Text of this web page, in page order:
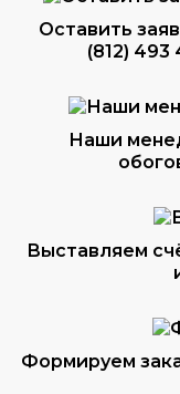
Оставить
(812) 493
Наши
Выставляем
Формируем